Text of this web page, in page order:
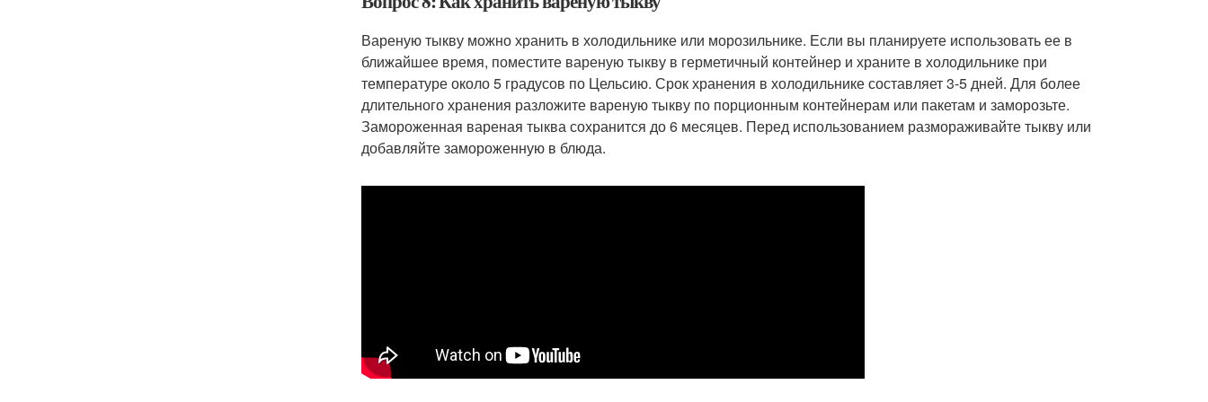
Вареную тыкву можно хранить в холодильнике или морозильнике. Если вы планируете использовать ее в
ближайшее время, поместите вареную тыкву в герметичный контейнер и храните в холодильнике при
температуре около 5 градусов по Цельсию. Срок хранения в холодильнике составляет 3-5 дней. Для более
длительного хранения разложите вареную тыкву по порционным контейнерам или пакетам и заморозьте.
Замороженная вареная тыква сохранится до 6 месяцев. Перед использованием размораживайте тыкву или
добавляйте замороженную в блюда.